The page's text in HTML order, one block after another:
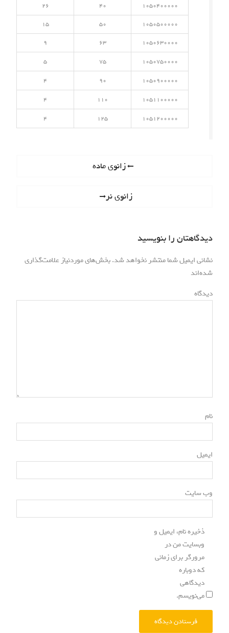
1050400000
40
26
1050500000
50
15
1050630000
63
9
1050750000
75
5
1050900000
90
4
1051100000
110
4
1051200000
125
4
Previous
زانوی ماده
Next
زانوی نر
دیدگاهتان را بنویسید
نشانی ایمیل شما منتشر نخواهد شد.بخش‌های موردنیاز علامت‌گذاری
شده‌اند
دیدگاه*
نام*
ایمیل*
وب‌ سایت
ذخیره نام، ایمیل و
وبسایت من در
مرورگر برای زمانی
که دوباره
دیدگاهی
می‌نویسم.